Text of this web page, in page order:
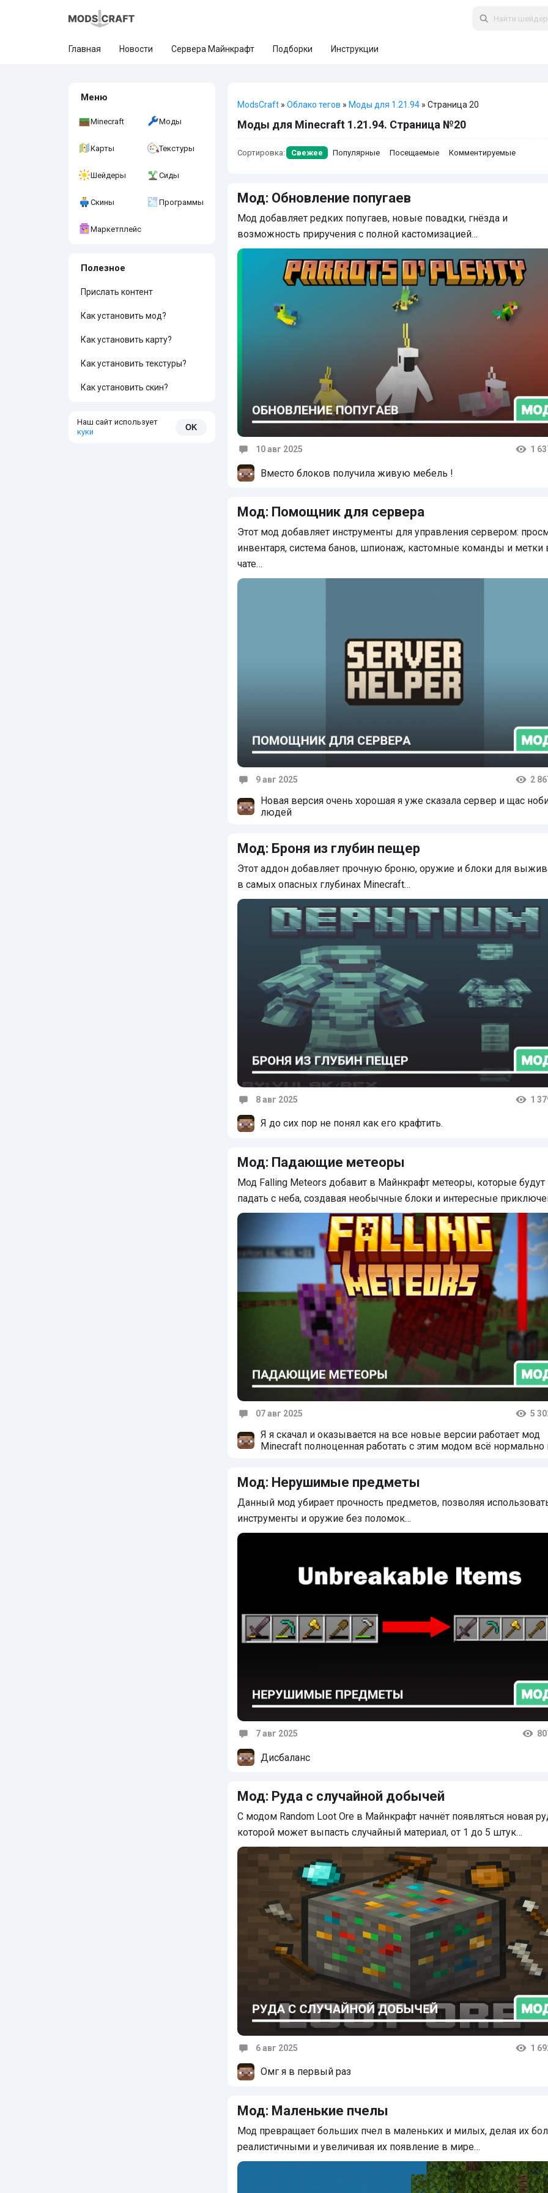
Главная Новости Сервера Майнкрафт Подборки Инструкции
Меню
Minecraft Моды
Карты Текстуры
Шейдеры Сиды
Скины Программы
Маркетплейс
Полезное
Прислать контент
Как установить мод?
Как установить карту?
Как установить текстуры?
Как установить скин?
Наш сайт использует
куки
OK
ModsCraft » Облако тегов » Моды для 1.21.94 » Страница 20
Моды для Minecraft 1.21.94. Страница №20
Сортировка: Свежее Популярные Посещаемые Комментируемые
Мод: Обновление попугаев
Мод добавляет редких попугаев, новые повадки, гнёзда и
возможность приручения с полной кастомизацией…
10 авг 2025 1
Вместо блоков получила живую мебель !
Мод: Помощник для сервера
Этот мод добавляет инструменты для управления сервером:
инвентаря, система банов, шпионаж, кастомные команды и метки
чате…
9 авг 2025 2
Новая версия очень хорошая я уже сказала сервер и щас
людей
Мод: Броня из глубин пещер
Этот аддон добавляет прочную броню, оружие и блоки для
в самых опасных глубинах Minecraft…
8 авг 2025 1
Я до сих пор не понял как его крафтить.
Мод: Падающие метеоры
Мод Falling Meteors добавит в Майнкрафт метеоры, которые будут
падать с неба, создавая необычные блоки и интересные
07 авг 2025 5
Я я скачал и оказывается на все новые версии работает мод
Minecraft полноценная работать с этим модом всё нормально
Мод: Нерушимые предметы
Данный мод убирает прочность предметов, позволяя
инструменты и оружие без поломок…
7 авг 2025
Дисбаланс
Мод: Руда с случайной добычей
С модом Random Loot Ore в Майнкрафт начнёт появляться новая
которой может выпасть случайный материал, от 1 до 5 штук…
6 авг 2025 1
Омг я в первый раз
Мод: Маленькие пчелы
Мод превращает больших пчел в маленьких и милых, делая их
реалистичными и увеличивая их появление в мире…